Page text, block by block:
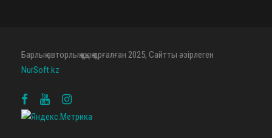
Барлық авторлық құқық қорғалған 2025, Сайтты әзірлеген
NurSoft.kz